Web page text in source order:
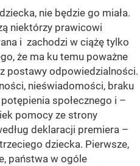
nie będzie go miała.
niektórzy prawicowi
i zachodzi w ciążę tylko
że ma ku temu poważne
postawy odpowiedzialności.
nieświadomości, braku
społecznego i –
pomocy ze strony
deklaracji premiera –
dziecka. Pierwsze,
państwa w ogóle